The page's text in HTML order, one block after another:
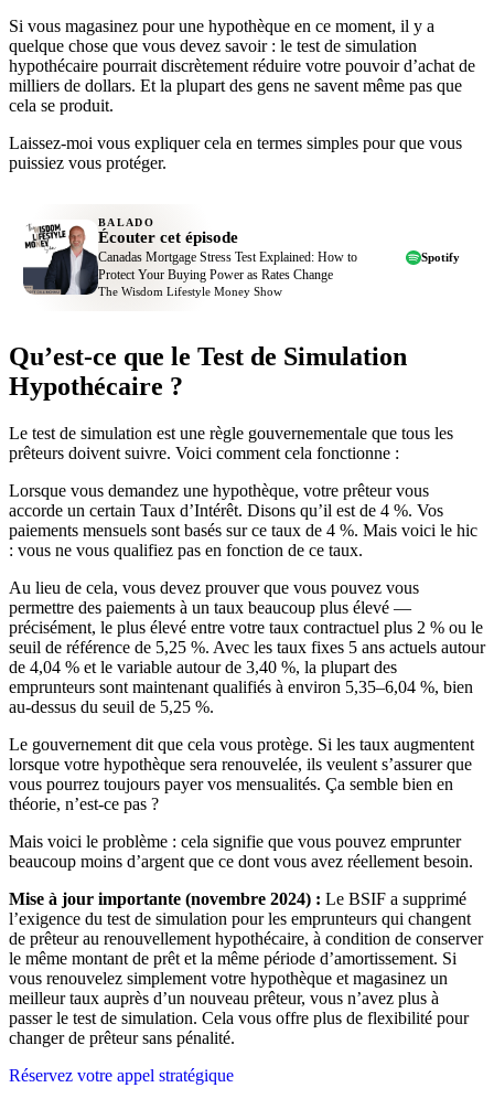
Si vous magasinez pour une hypothèque en ce moment, il y a
quelque chose que vous devez savoir : le test de simulation
hypothécaire pourrait discrètement réduire votre pouvoir d’achat de
milliers de dollars. Et la plupart des gens ne savent même pas que
cela se produit.
Laissez-moi vous expliquer cela en termes simples pour que vous
puissiez vous protéger.
BALADO
Écouter cet épisode
Canadas Mortgage Stress Test Explained: How to
Protect Your Buying Power as Rates Change
The Wisdom Lifestyle Money Show
Spotify
Qu’est-ce que le Test de Simulation
Hypothécaire ?
Le test de simulation est une règle gouvernementale que tous les
prêteurs doivent suivre. Voici comment cela fonctionne :
Lorsque vous demandez une hypothèque, votre prêteur vous
accorde un certain Taux d’Intérêt. Disons qu’il est de 4 %. Vos
paiements mensuels sont basés sur ce taux de 4 %. Mais voici le hic
: vous ne vous qualifiez pas en fonction de ce taux.
Au lieu de cela, vous devez prouver que vous pouvez vous
permettre des paiements à un taux beaucoup plus élevé —
précisément, le plus élevé entre votre taux contractuel plus 2 % ou le
seuil de référence de 5,25 %. Avec les taux fixes 5 ans actuels autour
de 4,04 % et le variable autour de 3,40 %, la plupart des
emprunteurs sont maintenant qualifiés à environ 5,35–6,04 %, bien
au-dessus du seuil de 5,25 %.
Le gouvernement dit que cela vous protège. Si les taux augmentent
lorsque votre hypothèque sera renouvelée, ils veulent s’assurer que
vous pourrez toujours payer vos mensualités. Ça semble bien en
théorie, n’est-ce pas ?
Mais voici le problème : cela signifie que vous pouvez emprunter
beaucoup moins d’argent que ce dont vous avez réellement besoin.
Mise à jour importante (novembre 2024) : Le BSIF a supprimé
l’exigence du test de simulation pour les emprunteurs qui changent
de prêteur au renouvellement hypothécaire, à condition de conserver
le même montant de prêt et la même période d’amortissement. Si
vous renouvelez simplement votre hypothèque et magasinez un
meilleur taux auprès d’un nouveau prêteur, vous n’avez plus à
passer le test de simulation. Cela vous offre plus de flexibilité pour
changer de prêteur sans pénalité.
Réservez votre appel stratégique